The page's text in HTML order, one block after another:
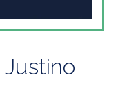
Justino